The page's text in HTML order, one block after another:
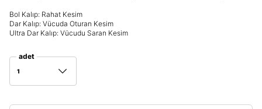
Bol Kalıp: Rahat Kesim
Dar Kalıp: Vücuda Oturan Kesim
Ultra Dar Kalıp: Vücudu Saran Kesim
adet
1
Ad*